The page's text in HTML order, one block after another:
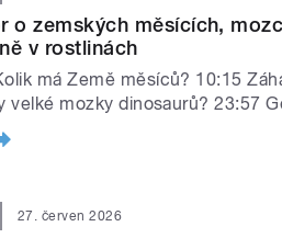
o zemských měsících,
v rostlinách
má Země měsíců? 10:15
velké mozky dinosaurů? 23:57
27. červen 2026